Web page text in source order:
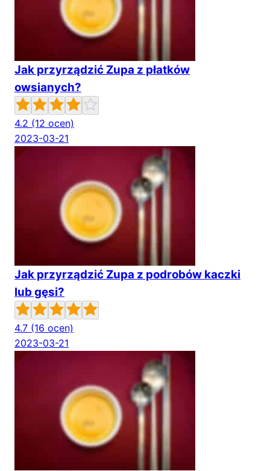
Jak przyrządzić Zupa z płatków
owsianych?
4.2 (12 ocen)
2023-03-21
Jak przyrządzić Zupa z podrobów kaczki
lub gęsi?
4.7 (16 ocen)
2023-03-21